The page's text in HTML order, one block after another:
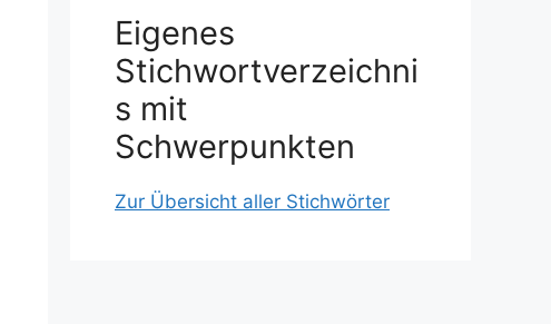
Eigenes
Stichwortverzeichni
s mit
Schwerpunkten
Zur Übersicht aller Stichwörter